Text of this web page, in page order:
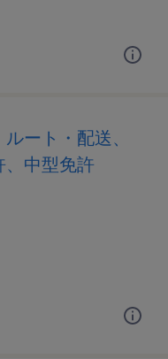
ート・配送、
、中型免許